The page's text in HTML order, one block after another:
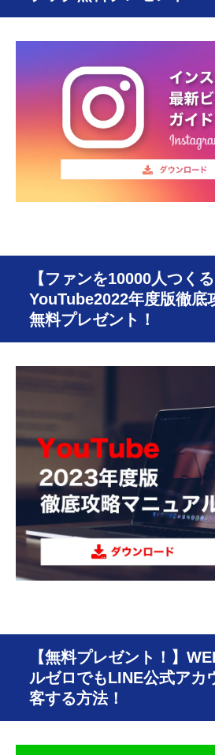
【ファンを10000人つくる
YouTube2022年度版徹底
無料プレゼント！
【無料プレゼント！】
ルゼロでもLINE公式アカ
客する方法！